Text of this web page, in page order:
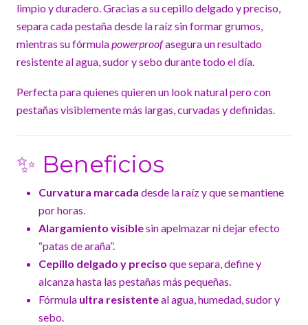
limpio y duradero. Gracias a su cepillo delgado y preciso,
separa cada pestaña desde la raíz sin formar grumos,
mientras su fórmulapowerproofasegura un resultado
resistente al agua, sudor y sebo durante todo el día.
Perfecta para quienes quieren un look natural pero con
pestañas visiblemente más largas, curvadas y definidas.
✨ Beneficios
Curvatura marcada desde la raíz y que se mantiene
por horas.
Alargamiento visiblesin apelmazar ni dejar efecto
“patas de araña”.
Cepillo delgado y preciso que separa, define y
alcanza hasta las pestañas más pequeñas.
Fórmula ultra resistenteal agua, humedad, sudor y
sebo.